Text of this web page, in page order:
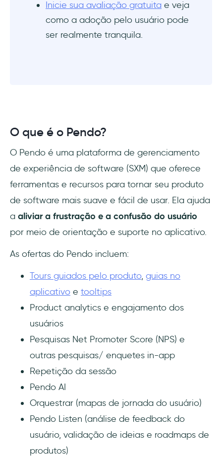
Inicie sua avaliação gratuita e veja
como a adoção pelo usuário pode
ser realmente tranquila.
O que é o Pendo?
O Pendo é uma plataforma de gerenciamento
de experiência de software (SXM) que oferece
ferramentas e recursos para tornar seu produto
de software mais suave e fácil de usar. Ela ajuda
a aliviar a frustração e a confusão do usuário
por meio de orientação e suporte no aplicativo.
As ofertas do Pendo incluem:
Tours guiados pelo produto, guias no
aplicativo e tooltips
Product analytics e engajamento dos
usuários
Pesquisas Net Promoter Score (NPS) e
outras pesquisas/ enquetes in-app
Repetição da sessão
Pendo AI
Orquestrar (mapas de jornada do usuário)
Pendo Listen (análise de feedback do
usuário, validação de ideias e roadmaps de
produtos)